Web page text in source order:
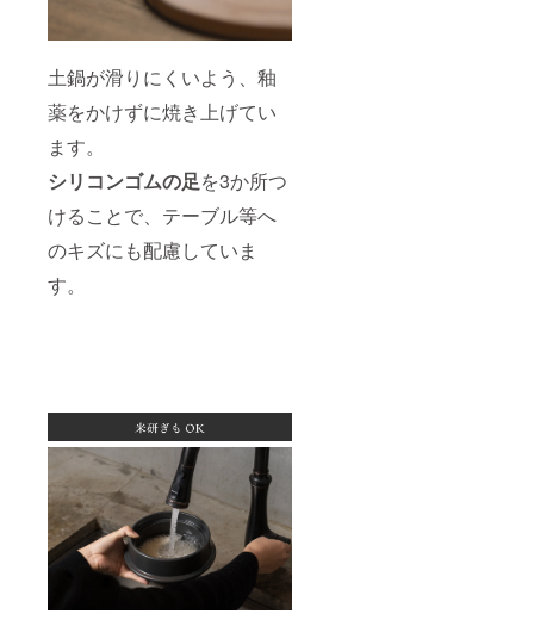
土鍋が滑りにくいよう、釉
薬をかけずに焼き上げてい
ます。
シリコンゴムの足を3か所つ
けることで、テーブル等へ
のキズにも配慮していま
す。